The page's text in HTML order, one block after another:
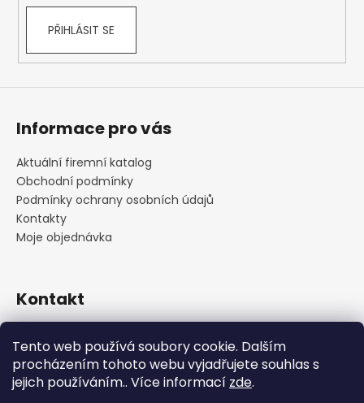
Tento web používá soubory cookie. Dalším
procházením tohoto webu vyjadřujete souhlas s
jejich používáním.. Více informací zde.
u
PŘIHLÁSIT SE
Informace pro vás
Aktuální firemní katalog
Obchodní podmínky
Podmínky ochrany osobních údajů
Kontakty
Moje objednávka
Kontakt
+420 222 316 990
https://www.facebook.com/cskarlin